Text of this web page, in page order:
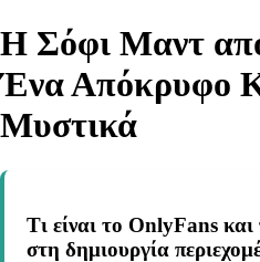
Η Σόφι Μαντ
Ένα Απόκρυφο
Μυστικά
Τι είναι το OnlyFans και
στη δημιουργία